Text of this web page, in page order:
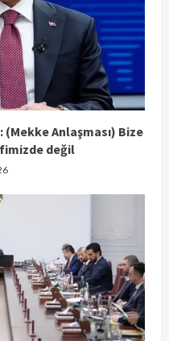
(Mekke Anlaşması) Bize
değil
Başlıksız Şiir